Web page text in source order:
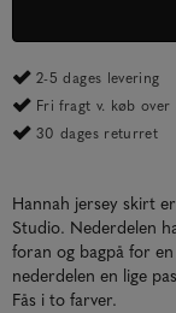
2-5 dages levering
Fri fragt v. køb
30 dages returret
Hannah jersey skirt
Studio. Nederdelen
foran og bagpå for
nederdelen en lige
Fås i to farver.